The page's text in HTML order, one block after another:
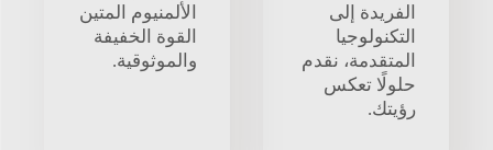
الفريدة إلى
التكنولوجيا
المتقدمة، نقدم
حلولًا تعكس
رؤيتك.
الألمنيوم المتين
القوة الخفيفة
والموثوقية.